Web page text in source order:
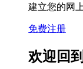
建立您的网
免费注册
欢迎回